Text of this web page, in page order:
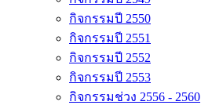
กิจกรรมปี 2550
กิจกรรมปี 2551
กิจกรรมปี 2552
กิจกรรมปี 2553
กิจกรรมช่วง 2556 - 2560